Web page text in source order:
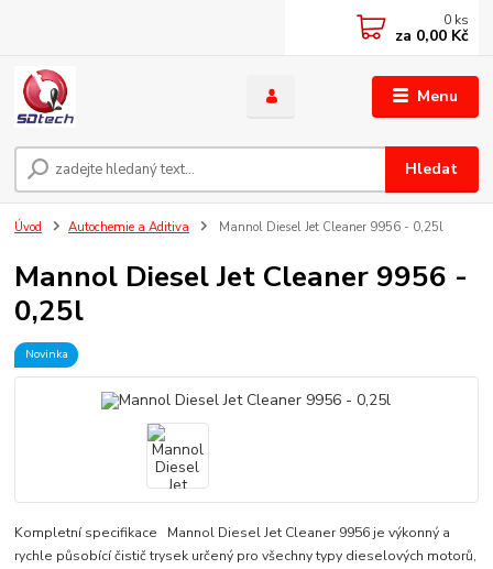
Menu
Hledat
0 ks
za 0,00 Kč
Úvod Autochemie a Aditiva Mannol Diesel Jet Cleaner 9956 - 0,25l
Mannol Diesel Jet Cleaner 9956 -
0,25l
Novinka
Kompletní specifikace Mannol Diesel Jet Cleaner 9956 je výkonný a
rychle působící čistič trysek určený pro všechny typy dieselových motorů,